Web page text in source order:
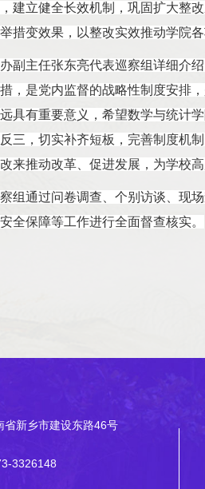
建立健全长效机制，巩固扩大整
措变效果，以整改实效推动学院各
副主任张东亮代表巡察组详细介
，是党内监督的战略性制度安排
具有重要意义，希望数学与统计
三，切实补齐短板，完善制度机
来推动改革、促进发展，为学校
组通过问卷调查、个别访谈、现
全保障等工作进行全面督查核实。
省新乡市建设东路46号
3326148